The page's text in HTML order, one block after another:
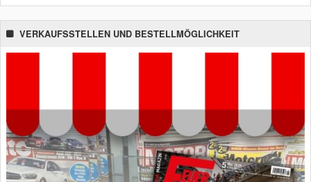
VERKAUFSSTELLEN UND BESTELLMÖGLICHKEIT